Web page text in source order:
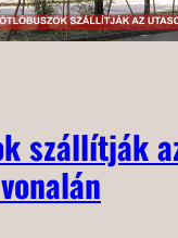
szállítják